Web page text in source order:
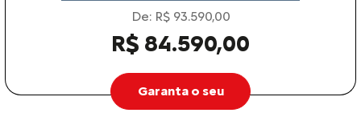
De: R$ 93.590,00
R$ 84.590,00
Garanta o seu